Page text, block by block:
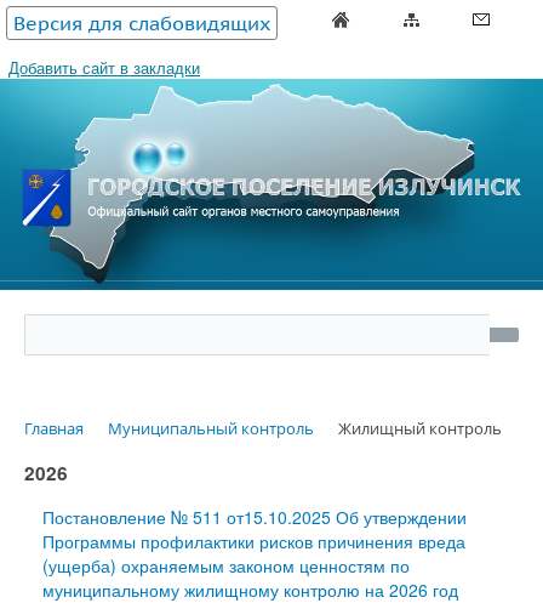
Версия для слабовидящих
Добавить сайт в закладки
Главная Муниципальный контроль Жилищный контроль
2026
Постановление № 511 от15.10.2025 Об утверждении
Программы профилактики рисков причинения вреда
(ущерба) охраняемым законом ценностям по
муниципальному жилищному контролю на 2026 год